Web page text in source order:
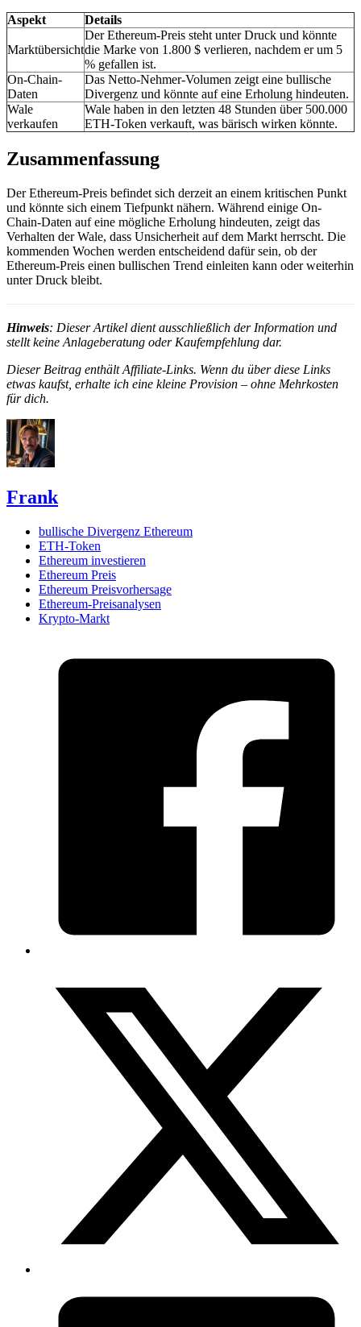
Aspekt Details
Marktübersicht
Der Ethereum-Preis steht unter Druck und könnte
die Marke von 1.800 $ verlieren, nachdem er um 5
% gefallen ist.
On-Chain-
Daten
Das Netto-Nehmer-Volumen zeigt eine bullische
Divergenz und könnte auf eine Erholung hindeuten.
Wale
verkaufen
Wale haben in den letzten 48 Stunden über 500.000
ETH-Token verkauft, was bärisch wirken könnte.
Zusammenfassung
Der Ethereum-Preis befindet sich derzeit an einem kritischen Punkt
und könnte sich einem Tiefpunkt nähern. Während einige On-
Chain-Daten auf eine mögliche Erholung hindeuten, zeigt das
Verhalten der Wale, dass Unsicherheit auf dem Markt herrscht. Die
kommenden Wochen werden entscheidend dafür sein, ob der
Ethereum-Preis einen bullischen Trend einleiten kann oder weiterhin
unter Druck bleibt.
Hinweis: Dieser Artikel dient ausschließlich der Information und
stellt keine Anlageberatung oder Kaufempfehlung dar.
Dieser Beitrag enthält Affiliate-Links. Wenn du über diese Links
etwas kaufst, erhalte ich eine kleine Provision – ohne Mehrkosten
für dich.
Frank
bullische Divergenz Ethereum
ETH-Token
Ethereum investieren
Ethereum Preis
Ethereum Preisvorhersage
Ethereum-Preisanalysen
Krypto-Markt